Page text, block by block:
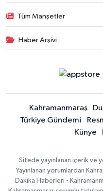
Tüm Manşetler
Haber Arşivi
Kahramanmaraş
Türkiye Gündemi
Künye
Sitede yayınlanan içerik ve
Yayınlanan yorumlardan
Dakika Haberleri -